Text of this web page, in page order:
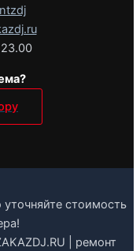
стоимость
| ремонт